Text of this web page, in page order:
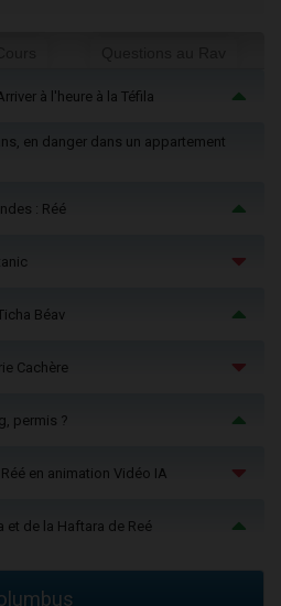
à l'heure à la Téfila
en danger dans un appartement
: Réé
Béav
Cachère
permis ?
en animation Vidéo IA
et de la Haftara de Reé